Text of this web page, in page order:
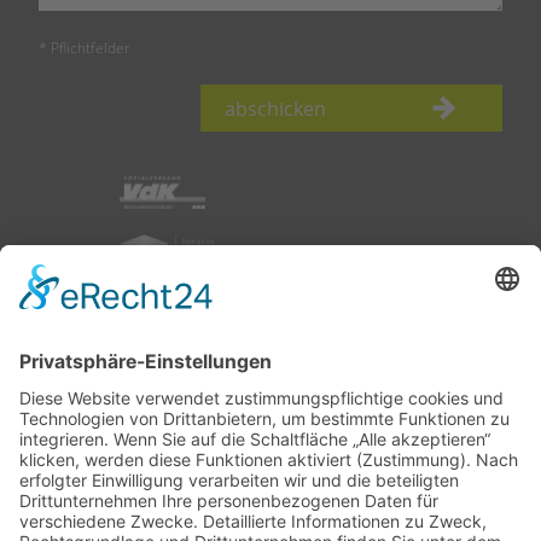
* Pflichtfelder
abschicken